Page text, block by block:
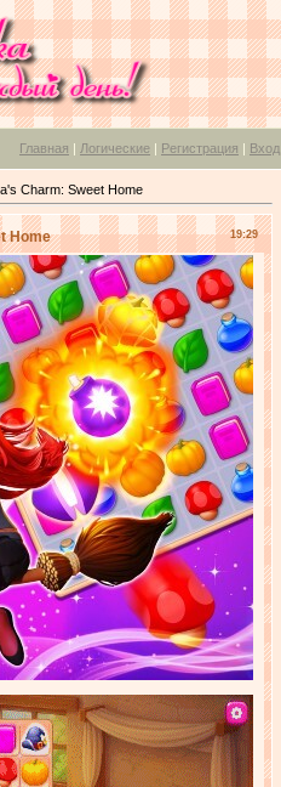
Главная | Логические | Регистрация | Вход
Charm: Sweet Home
19:29
Home